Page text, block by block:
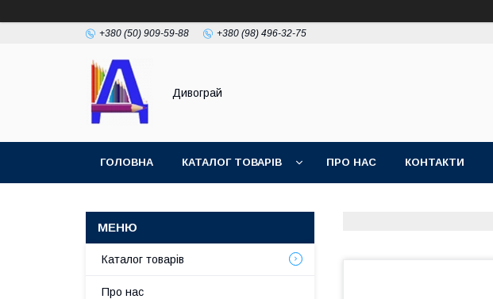
+380 (50) 909-59-88 +380 (98) 496-32-75
Дивограй
ГОЛОВНА КАТАЛОГ ТОВАРІВ ПРО НАС КОНТАКТИ
Каталог товарів
Про нас